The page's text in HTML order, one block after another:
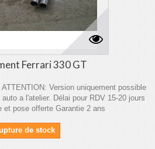
Ferrari 330 GT
Version uniquement possible
a l'atelier. Délai pour RDV 15-20 jours
et pose offerte Garantie 2 ans
de stock